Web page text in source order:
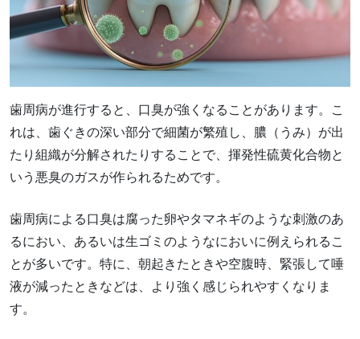
歯周病が進行すると、口臭が強くなることがあります。こ
れは、歯ぐきの深い部分で細菌が繁殖し、膿（うみ）が出
たり組織が分解されたりすることで、揮発性硫黄化合物と
いう悪臭のガスが作られるためです。
歯周病による口臭は腐った卵やタマネギのような刺激のあ
るにおい、あるいは生ゴミのようなにおいに例えられるこ
とが多いです。特に、朝起きたときや空腹時、緊張して唾
液が減ったときなどは、より強く感じられやすくなりま
す。